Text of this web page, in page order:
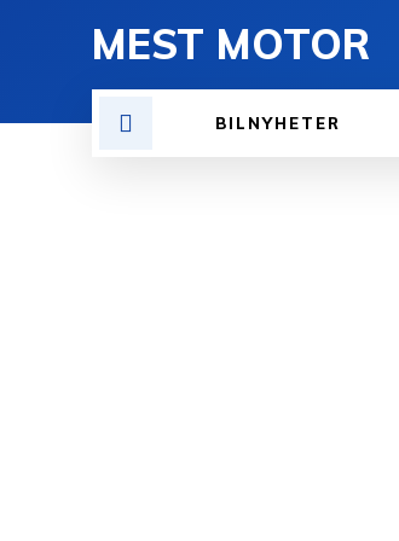
MEST MOTOR
BILNYHETER